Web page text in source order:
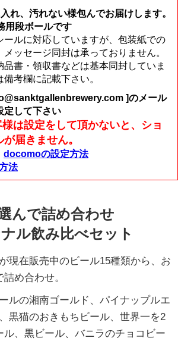
れ、汚れない様包んでお届けします。
用段ボールです
ールに対応していますが、包装紙での
ッセージ同封は承っておりません。
書・領収書などは基本同封していま
考欄に記載下さい。
]のメール
定して下さい
は設定をして頂かないと、ショ
届きません。
docomoの設定方法
法
んで詰め合わせ
ル飲み比べセット
現在販売中のビール15種類から、お
め合わせ。
ルの湘南ゴールド、パイナップルエ
黒猫のおきもちビール、世界一を2
ル、黒ビール、バニラのチョコビー